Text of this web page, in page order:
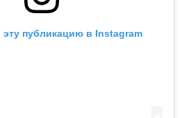
эту публикацию в Instagram